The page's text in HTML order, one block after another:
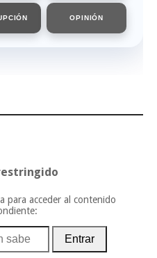
OPINIÓN
para acceder al contenido
Entrar